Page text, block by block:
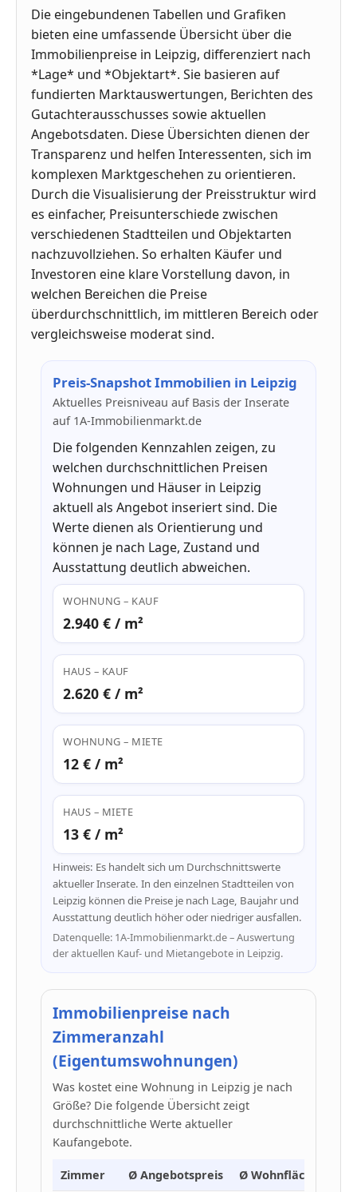
Die eingebundenen Tabellen und Grafiken
bieten eine umfassende Übersicht über die
Immobilienpreise in Leipzig, differenziert nach
*Lage* und *Objektart*. Sie basieren auf
fundierten Marktauswertungen, Berichten des
Gutachterausschusses sowie aktuellen
Angebotsdaten. Diese Übersichten dienen der
Transparenz und helfen Interessenten, sich im
komplexen Marktgeschehen zu orientieren.
Durch die Visualisierung der Preisstruktur wird
es einfacher, Preisunterschiede zwischen
verschiedenen Stadtteilen und Objektarten
nachzuvollziehen. So erhalten Käufer und
Investoren eine klare Vorstellung davon, in
welchen Bereichen die Preise
überdurchschnittlich, im mittleren Bereich oder
vergleichsweise moderat sind.
Preis-Snapshot Immobilien in Leipzig
Aktuelles Preisniveau auf Basis der Inserate
auf 1A-Immobilienmarkt.de
Die folgenden Kennzahlen zeigen, zu
welchen durchschnittlichen Preisen
Wohnungen und Häuser in Leipzig
aktuell als Angebot inseriert sind. Die
Werte dienen als Orientierung und
können je nach Lage, Zustand und
Ausstattung deutlich abweichen.
WOHNUNG – KAUF
2.940 € / m²
HAUS – KAUF
2.620 € / m²
WOHNUNG – MIETE
12 € / m²
HAUS – MIETE
13 € / m²
Hinweis: Es handelt sich um Durchschnittswerte
aktueller Inserate. In den einzelnen Stadtteilen von
Leipzig können die Preise je nach Lage, Baujahr und
Ausstattung deutlich höher oder niedriger ausfallen.
Datenquelle: 1A-Immobilienmarkt.de – Auswertung
der aktuellen Kauf- und Mietangebote in Leipzig.
Immobilienpreise nach
Zimmeranzahl
(Eigentumswohnungen)
Was kostet eine Wohnung in Leipzig je nach
Größe? Die folgende Übersicht zeigt
durchschnittliche Werte aktueller
Kaufangebote.
Zimmer Ø Angebotspreis Ø Wohnfläche